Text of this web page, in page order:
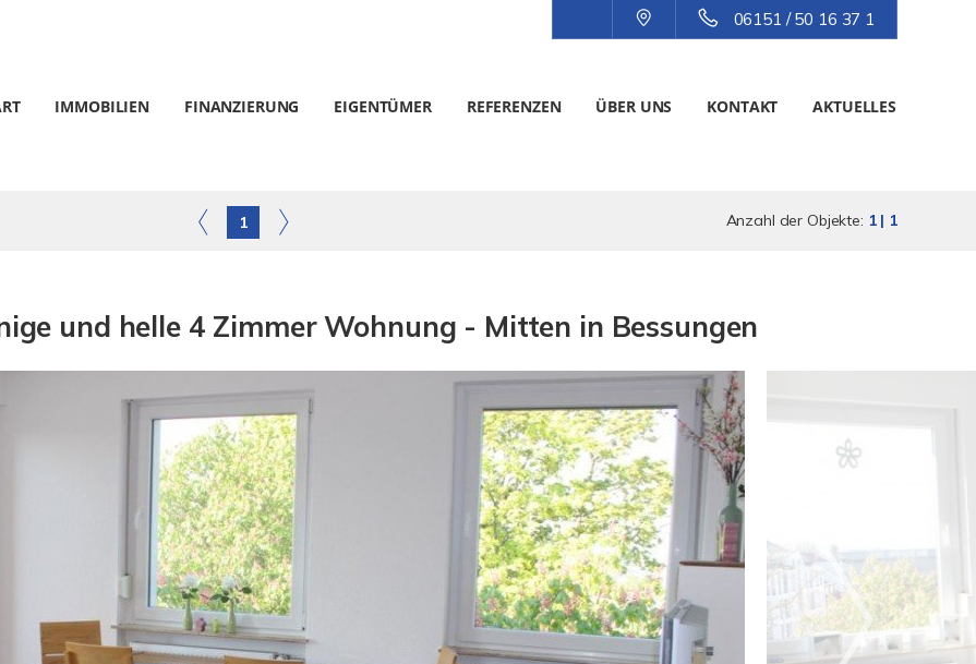
06151 / 50 16 37 1
IMMOBILIEN FINANZIERUNG EIGENTÜMER REFERENZEN ÜBER UNS KONTAKT AKTUELLES
1 Anzahl der Objekte: 1 | 1
und helle 4 Zimmer Wohnung - Mitten in Bessungen